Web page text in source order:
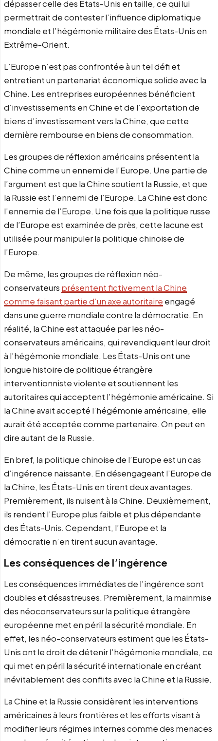
dépasser celle des États-Unis en taille, ce qui lui
permettrait de contester l’influence diplomatique
mondiale et l’hégémonie militaire des États-Unis en
Extrême-Orient.
L’Europe n’est pas confrontée à un tel défi et
entretient un partenariat économique solide avec la
Chine. Les entreprises européennes bénéficient
d’investissements en Chine et de l’exportation de
biens d’investissement vers la Chine, que cette
dernière rembourse en biens de consommation.
Les groupes de réflexion américains présentent la
Chine comme un ennemi de l’Europe. Une partie de
l’argument est que la Chine soutient la Russie, et que
la Russie est l’ennemi de l’Europe. La Chine est donc
l’ennemie de l’Europe. Une fois que la politique russe
de l’Europe est examinée de près, cette lacune est
utilisée pour manipuler la politique chinoise de
l’Europe.
De même, les groupes de réflexion néo-
conservateurs présentent fictivement la Chine
comme faisant partie d’un axe autoritaire engagé
dans une guerre mondiale contre la démocratie. En
réalité, la Chine est attaquée par les néo-
conservateurs américains, qui revendiquent leur droit
à l’hégémonie mondiale. Les États-Unis ont une
longue histoire de politique étrangère
interventionniste violente et soutiennent les
autoritaires qui acceptent l’hégémonie américaine. Si
la Chine avait accepté l’hégémonie américaine, elle
aurait été acceptée comme partenaire. On peut en
dire autant de la Russie.
En bref, la politique chinoise de l’Europe est un cas
d’ingérence naissante. En désengageant l’Europe de
la Chine, les États-Unis en tirent deux avantages.
Premièrement, ils nuisent à la Chine. Deuxièmement,
ils rendent l’Europe plus faible et plus dépendante
des États-Unis. Cependant, l’Europe et la
démocratie n’en tirent aucun avantage.
Les conséquences de l’ingérence
Les conséquences immédiates de l’ingérence sont
doubles et désastreuses. Premièrement, la mainmise
des néoconservateurs sur la politique étrangère
européenne met en péril la sécurité mondiale. En
effet, les néo-conservateurs estiment que les États-
Unis ont le droit de détenir l’hégémonie mondiale, ce
qui met en péril la sécurité internationale en créant
inévitablement des conflits avec la Chine et la Russie.
La Chine et la Russie considèrent les interventions
américaines à leurs frontières et les efforts visant à
modifier leurs régimes internes comme des menaces